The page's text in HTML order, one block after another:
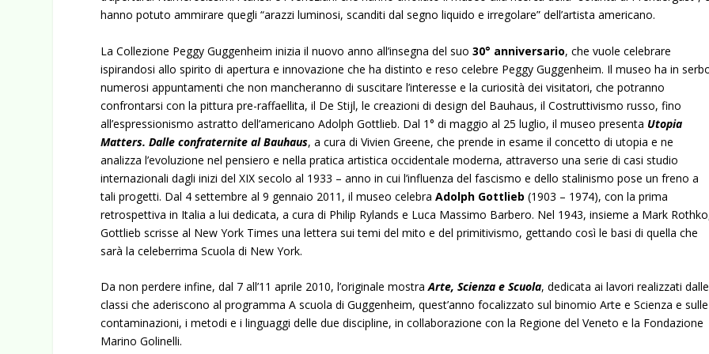
hanno potuto ammirare quegli “arazzi luminosi, scanditi dal segno liquido e irregolare” dell’artista americano.
La Collezione Peggy Guggenheim inizia il nuovo anno all’insegna del suo30° anniversario, che vuole celebrare
ispirandosi allo spirito di apertura e innovazione che ha distinto e reso celebre Peggy Guggenheim. Il museo ha in
numerosi appuntamenti che non mancheranno di suscitare l’interesse e la curiosità dei visitatori, che potranno
confrontarsi con la pittura pre-raffaellita, il De Stijl, le creazioni di design del Bauhaus, il Costruttivismo russo, fino
all’espressionismo astratto dell’americano Adolph Gottlieb. Dal 1° di maggio al 25 luglio, il museo presenta Utopia
Matters. Dalle confraternite al Bauhaus, a cura di Vivien Greene, che prende in esame il concetto di utopia e ne
analizza l’evoluzione nel pensiero e nella pratica artistica occidentale moderna, attraverso una serie di casi studio
internazionali dagli inizi del XIX secolo al 1933 – anno in cui l’influenza del fascismo e dello stalinismo pose un freno a
tali progetti. Dal 4 settembre al 9 gennaio 2011, il museo celebraAdolph Gottlieb (1903 – 1974), con la prima
retrospettiva in Italia a lui dedicata, a cura di Philip Rylands e Luca Massimo Barbero. Nel 1943, insieme a Mark
Gottlieb scrisse al New York Times una lettera sui temi del mito e del primitivismo, gettando così le basi di quella che
sarà la celeberrima Scuola di New York.
Da non perdere infine, dal 7 all’11 aprile 2010, l’originale mostraArte, Scienza e Scuola, dedicata ai lavori realizzati dalle
classi che aderiscono al programma A scuola di Guggenheim, quest’anno focalizzato sul binomio Arte e Scienza e sulle
contaminazioni, i metodi e i linguaggi delle due discipline, in collaborazione con la Regione del Veneto e la Fondazione
Marino Golinelli.